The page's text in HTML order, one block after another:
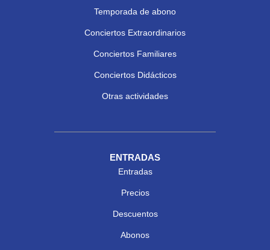
Temporada de abono
Conciertos Extraordinarios
Conciertos Familiares
Conciertos Didácticos
Otras actividades
ENTRADAS
Entradas
Precios
Descuentos
Abonos